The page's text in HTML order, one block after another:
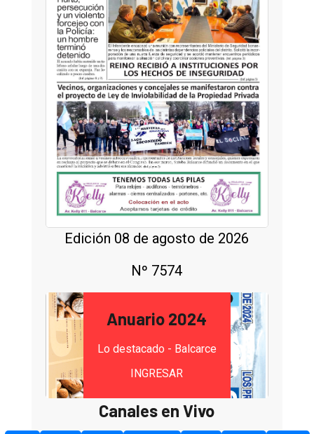
Edición 08 de agosto de 2026
Nº 7574
Anuario 2024
Lo destacado - Balcarce
INGRESAR
Canales en Vivo